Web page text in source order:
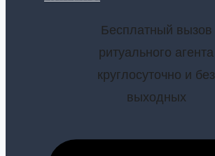
Бесплатный вызов
ритуального агента
круглосуточно и без
выходных